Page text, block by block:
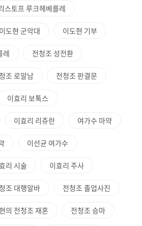
스토프 루크헤베를레
이도현 군악대 이도현 기부
레 전청조 성전환
조 로알남 전청조 판결문
이효리 보톡스
이효리 리쥬란 여가수 마약
이선균 여가수
리 시술 이효리 주사
조 대행알바 전청조 졸업사진
의 전청조 재혼 전청조 승마